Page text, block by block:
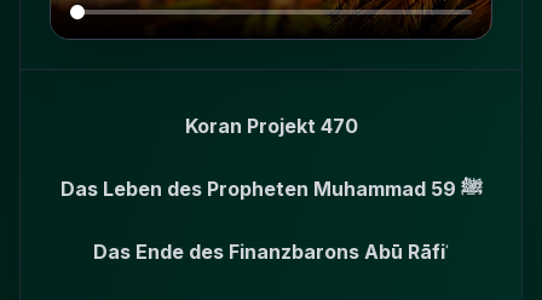
Koran Projekt 470
Das Leben des Propheten Muhammad ﷺ 59
Das Ende des Finanzbarons Abū Rāfiʿ